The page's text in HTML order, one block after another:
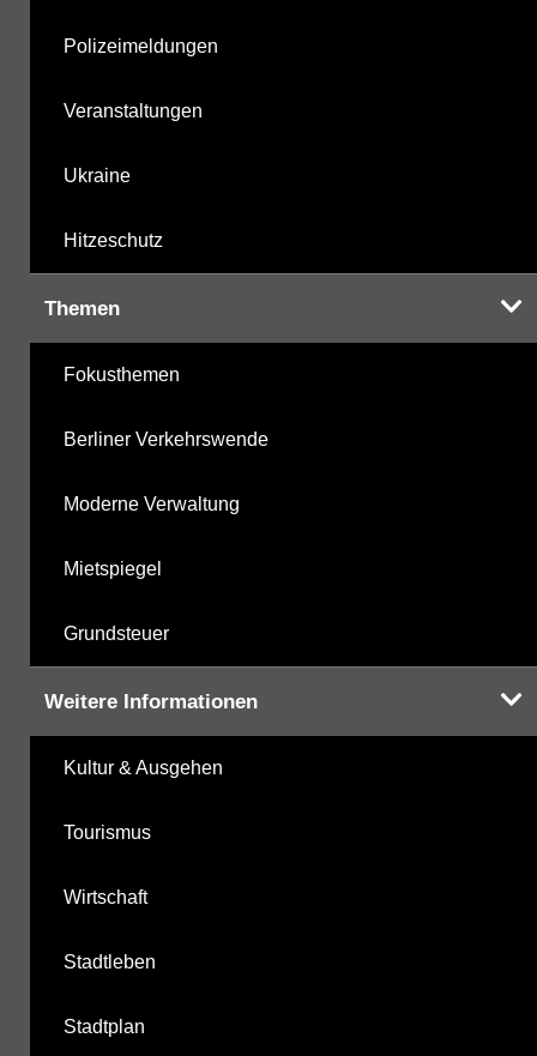
Polizeimeldungen
Veranstaltungen
Ukraine
Hitzeschutz
Themen
Fokusthemen
Berliner Verkehrswende
Moderne Verwaltung
Mietspiegel
Grundsteuer
Weitere Informationen
Kultur & Ausgehen
Tourismus
Wirtschaft
Stadtleben
Stadtplan